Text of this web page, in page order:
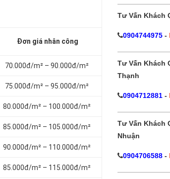
Đơn giá nhân công
70.000đ/m² – 90.000đ/m²
75.000đ/m² – 95.000đ/m²
80.000đ/m² – 100.000đ/m²
85.000đ/m² – 105.000đ/m²
90.000đ/m² – 110.000đ/m²
85.000đ/m² – 115.000đ/m²
Tư Vấn Khách
0904744975-
Tư Vấn Khách
Thạnh
0904712881-
Tư Vấn Khách
Nhuận
0904706588-